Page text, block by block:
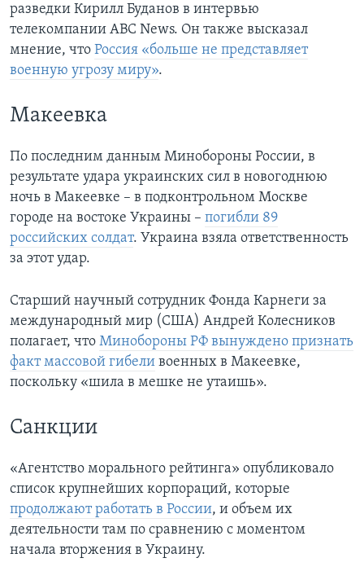
разведки Кирилл Буданов в интервью
телекомпании АВС News. Он также высказал
мнение, что Россия «больше не представляет
военную угрозу миру».
Макеевка
По последним данным Минобороны России, в
результате удара украинских сил в новогоднюю
ночь в Макеевке – в подконтрольном Москве
городе на востоке Украины – погибли 89
российских солдат. Украина взяла ответственность
за этот удар.
Старший научный сотрудник Фонда Карнеги за
международный мир (США) Андрей Колесников
полагает, что Минобороны РФ вынуждено признать
факт массовой гибели военных в Макеевке,
поскольку «шила в мешке не утаишь».
Санкции
«Агентство морального рейтинга» опубликовало
список крупнейших корпораций, которые
продолжают работать в России, и объем их
деятельности там по сравнению с моментом
начала вторжения в Украину.